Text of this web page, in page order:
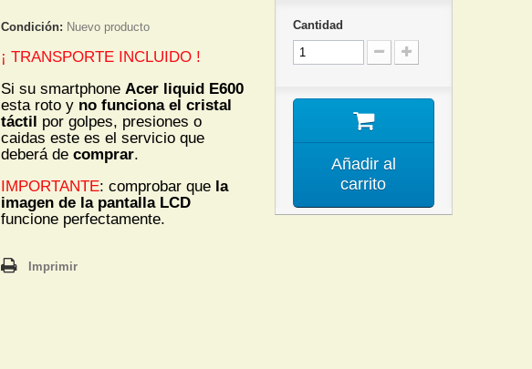
Condición: Nuevo producto
¡ TRANSPORTE INCLUIDO !
Si su smartphone Acer liquid E600
esta roto y no funciona el cristal
táctil por golpes, presiones o
caidas este es el servicio que
deberá de comprar.
IMPORTANTE: comprobar que la
imagen de la pantalla LCD
funcione perfectamente.
Imprimir
Cantidad
Añadir al
carrito